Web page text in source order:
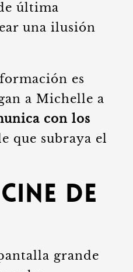
última
una ilusión
es
a Michelle a
con los
que subraya el
de
grande